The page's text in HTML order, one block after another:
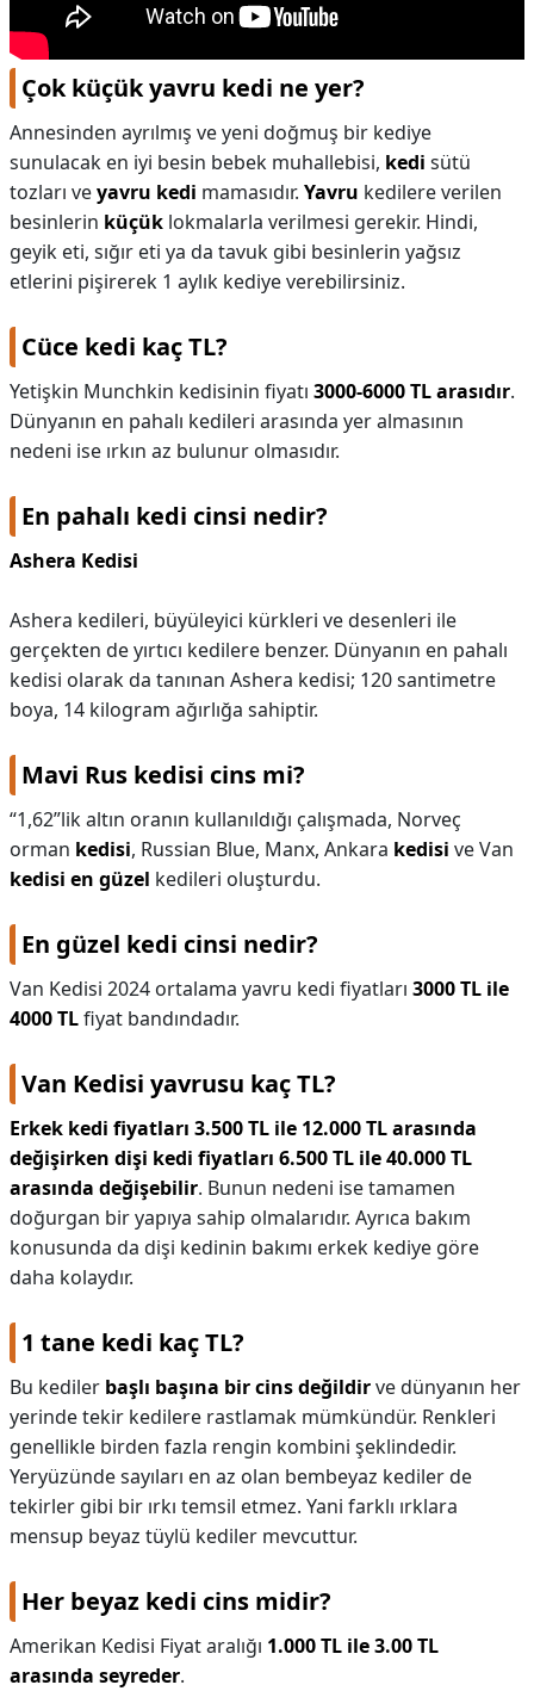
Çok küçük yavru kedi ne yer?
Annesinden ayrılmış ve yeni doğmuş bir kediye
sunulacak en iyi besin bebek muhallebisi, kedi sütü
tozları veyavru kedi mamasıdır. Yavru kedilere verilen
besinlerin küçük lokmalarla verilmesi gerekir. Hindi,
geyik eti, sığır eti ya da tavuk gibi besinlerin yağsız
etlerini pişirerek 1 aylık kediye verebilirsiniz.
Cüce kedi kaç TL?
Yetişkin Munchkin kedisinin fiyatı 3000-6000 TL arasıdır.
Dünyanın en pahalı kedileri arasında yer almasının
nedeni ise ırkın az bulunur olmasıdır.
En pahalı kedi cinsi nedir?
Ashera Kedisi
Ashera kedileri, büyüleyici kürkleri ve desenleri ile
gerçekten de yırtıcı kedilere benzer. Dünyanın en pahalı
kedisi olarak da tanınan Ashera kedisi; 120 santimetre
boya, 14 kilogram ağırlığa sahiptir.
Mavi Rus kedisi cins mi?
“1,62”lik altın oranın kullanıldığı çalışmada, Norveç
orman kedisi, Russian Blue, Manx, Ankara kedisi ve Van
kedisi en güzel kedileri oluşturdu.
En güzel kedi cinsi nedir?
Van Kedisi 2024 ortalama yavru kedi fiyatları 3000 TL ile
4000 TLfiyat bandındadır.
Van Kedisi yavrusu kaç TL?
Erkek kedi fiyatları 3.500 TL ile 12.000 TL arasında
değişirken dişi kedi fiyatları 6.500 TL ile 40.000 TL
arasında değişebilir. Bunun nedeni ise tamamen
doğurgan bir yapıya sahip olmalarıdır. Ayrıca bakım
konusunda da dişi kedinin bakımı erkek kediye göre
daha kolaydır.
1 tane kedi kaç TL?
Bu kediler başlı başına bir cins değildirve dünyanın her
yerinde tekir kedilere rastlamak mümkündür. Renkleri
genellikle birden fazla rengin kombini şeklindedir.
Yeryüzünde sayıları en az olan bembeyaz kediler de
tekirler gibi bir ırkı temsil etmez. Yani farklı ırklara
mensup beyaz tüylü kediler mevcuttur.
Her beyaz kedi cins midir?
Amerikan Kedisi Fiyat aralığı 1.000 TL ile 3.00 TL
arasında seyreder.